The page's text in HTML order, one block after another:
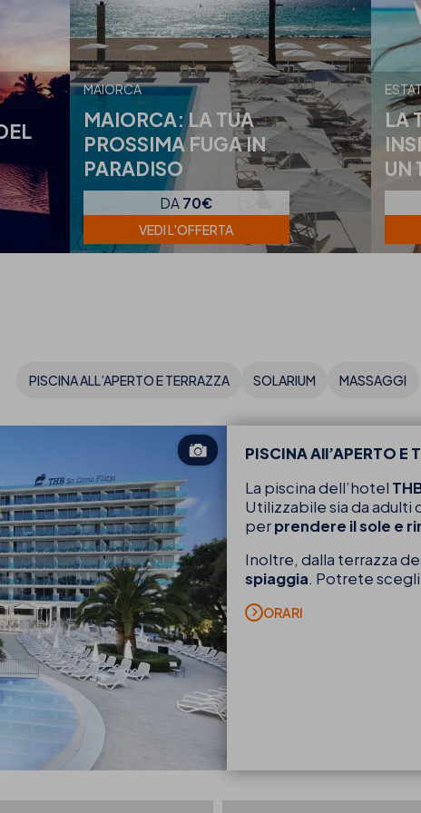
MAIORCA
MAIORCA: LA TUA
PROSSIMA FUGA IN
PARADISO
DA 70€
VEDI L'OFFERTA
LA
UN
PISCINA ALL’APERTO E TERRAZZA SOLARIUM MASSAGGI
PISCINA All’APERTO E
La piscina dell’hotel
Utilizzabile sia da adulti
perprendere il sole e
Inoltre, dalla terrazza
spiaggia. Potrete
ORARI